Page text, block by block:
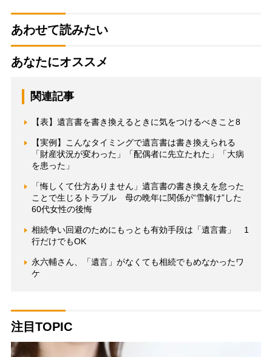
あわせて読みたい
あなたにオススメ
関連記事
【表】遺言書を書き換えるときに気をつけるべきこと8
【実例】こんなタイミングで遺言書は書き換えられる
「財産状況が変わった」「配偶者に先立たれた」「大病
を患った」
「悔しくて仕方ありません」遺言書の書き換えを怠った
ことで生じるトラブル 母の晩年に関係が“雪解け”した
60代女性の後悔
相続争い回避のためにもっとも有効手段は「遺言書」 1
行だけでもOK
永六輔さん、「遺言」がなくても相続でもめなかったワ
ケ
注目TOPIC